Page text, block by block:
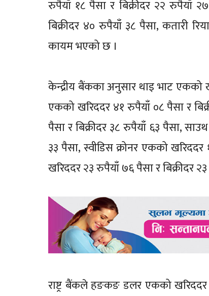
रुपैयाँ १८ पैसा र बिक्रीदर २२ रुपैयाँ
बिक्रीदर ४० रुपैयाँ ३८ पैसा, कतारी
कायम भएको छ ।
केन्द्रीय बैंकका अनुसार थाइ भाट एकको
एकको खरिददर ४१ रुपैयाँ ०८ पैसा र
पैसा र बिक्रीदर ३८ रुपैयाँ ६३ पैसा,
३३ पैसा, स्वीडिस क्रोनर एकको
खरिददर २३ रुपैयाँ ७६ पैसा र बिक्रीदर
राष्ट्र बैंकले हङकङ डलर एकको